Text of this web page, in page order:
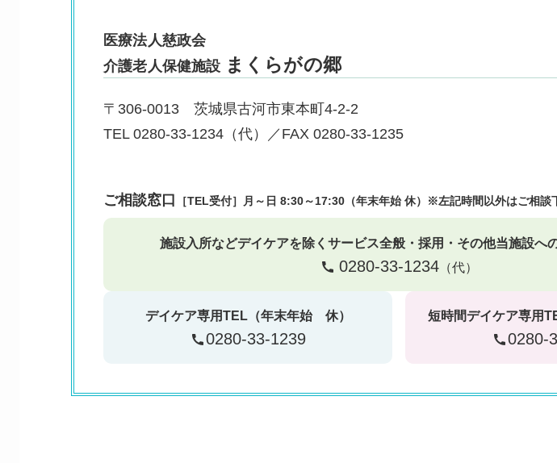
医療法人慈政会
介護老人保健施設 まくらがの郷
〒306-0013 茨城県古河市東本町4-2-2
TEL 0280-33-1234（代）／FAX 0280-33-1235
ご相談窓口 ［TEL受付］月～日 8:30～17:30（年末年始 休）※左記時間以外はご相談
施設入所などデイケアを除くサービス全般・採用・その他当施設へ
0280-33-1234（代）
デイケア専用TEL（年末年始 休）
0280-33-1239
短時間デイケア専用
0280-